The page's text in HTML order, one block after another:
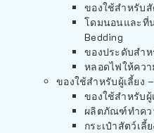
ของใช้สำหรับสั
โดมนอนและที่
Bedding
ของประดับสำ
หลอดไฟให้คว
ของใช้สำหรับผู้เลี้ยง
ของใช้สำหรับผู้
ผลิตภัณฑ์ทำคว
กระเป๋าสัตว์เลี้